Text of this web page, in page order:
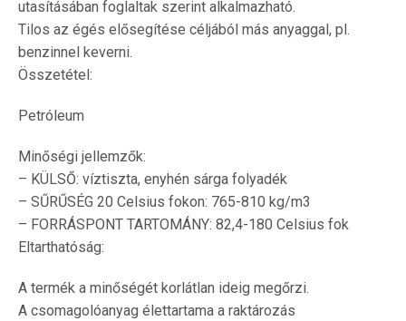
utasításában foglaltak szerint alkalmazható.
Tilos az égés elősegítése céljából más anyaggal, pl.
benzinnel keverni.
Összetétel:
Petróleum
Minőségi jellemzők:
– KÜLSŐ: víztiszta, enyhén sárga folyadék
– SŰRŰSÉG 20 Celsius fokon: 765-810 kg/m3
– FORRÁSPONT TARTOMÁNY: 82,4-180 Celsius fok
Eltarthatóság:
A termék a minőségét korlátlan ideig megőrzi.
A csomagolóanyag élettartama a raktározás